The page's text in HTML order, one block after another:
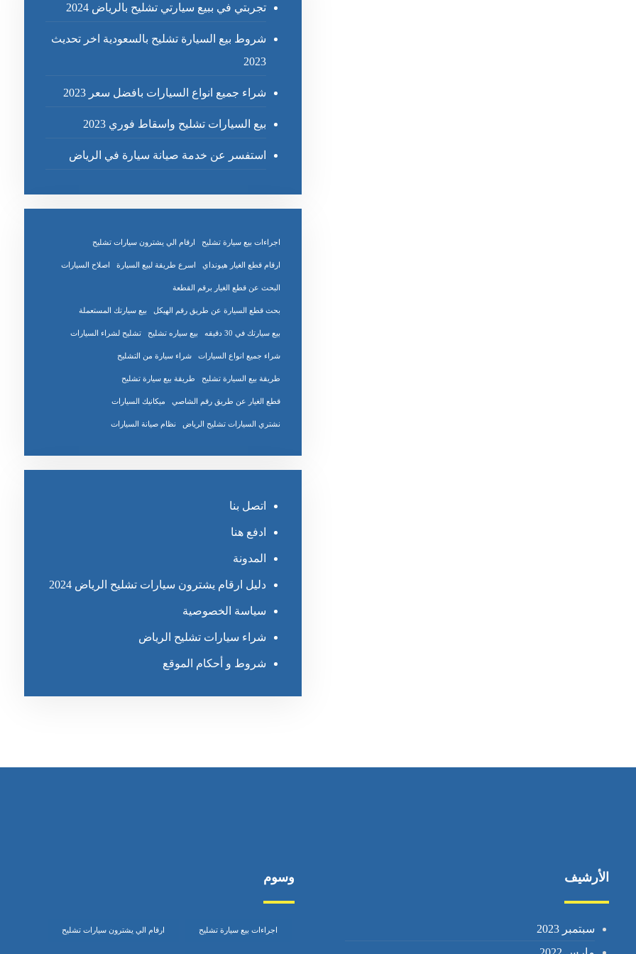
تجربتي في ببيع سيارتي تشليح بالرياض 2024
شروط بيع السيارة تشليح بالسعودية اخر تحديث
2023
شراء جميع انواع السيارات بافضل سعر 2023
بيع السيارات تشليح واسقاط فوري 2023
استفسر عن خدمة صيانة سيارة في الرياض
اجراءات بيع سيارة تشليح ارقام الي يشترون سيارات تشليح
ارقام قطع الغيار هيونداي اسرع طريقة لبيع السيارة اصلاح السيارات
البحث عن قطع الغيار برقم القطعة
بحث قطع السيارة عن طريق رقم الهيكل بيع سيارتك المستعملة
بيع سيارتك في 30 دقيقه بيع سياره تشليح تشليح لشراء السيارات
شراء جميع انواع السيارات شراء سيارة من التشليح
طريقة بيع السيارة تشليح طريقة بيع سيارة تشليح
قطع الغيار عن طريق رقم الشاصي ميكانيك السيارات
نشتري السيارات تشليح الرياض نظام صيانة السيارات
اتصل بنا
ادفع هنا
المدونة
دليل ارقام يشترون سيارات تشليح الرياض 2024
سياسة الخصوصية
شراء سيارات تشليح الرياض
شروط و أحكام الموقع
الأرشيف
سبتمبر 2023
وسوم
اجراءات بيع سيارة تشليح ارقام الي يشترون سيارات تشليح